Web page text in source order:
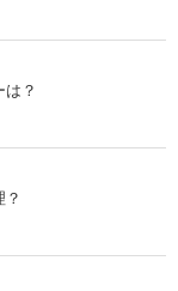
？
？